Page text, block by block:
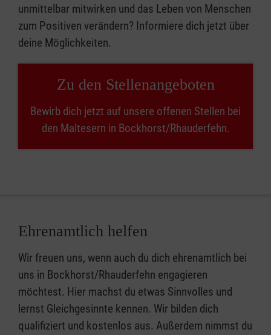
unmittelbar mitwirken und das Leben von Menschen
zum Positiven verändern? Informiere dich jetzt über
deine Möglichkeiten.
Zu den Stellenangeboten
Bewirb dich jetzt auf unsere offenen Stellen bei
den Maltesern in Bockhorst/Rhauderfehn.
Ehrenamtlich helfen
Wir freuen uns, wenn auch du dich ehrenamtlich bei
uns in Bockhorst/Rhauderfehn engagieren
möchtest. Hier machst du etwas Sinnvolles und
lernst Gleichgesinnte kennen. Wir bilden dich
qualifiziert und kostenlos aus. Außerdem nimmst du